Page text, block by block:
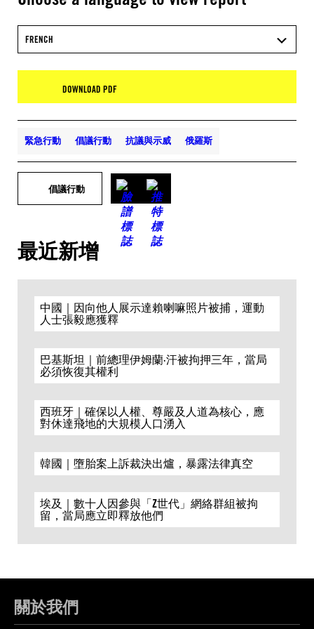
FRENCH
DOWNLOAD PDF
緊急行動 倡議行動 抗議與示威 俄羅斯
倡議行動
最近新增
中國｜因向他人展示達賴喇嘛照片被捕，運動
人士張毅應獲釋
巴基斯坦｜前總理伊姆蘭·汗被拘押三年，當局
必須恢復其權利
西班牙｜確保以人權、尊嚴及人道為核心，應
對休達飛地的大規模人口湧入
韓國｜墮胎案上訴裁決出爐，暴露法律真空
埃及｜數十人因參與「Z世代」網絡群組被拘
留，當局應立即釋放他們
關於我們